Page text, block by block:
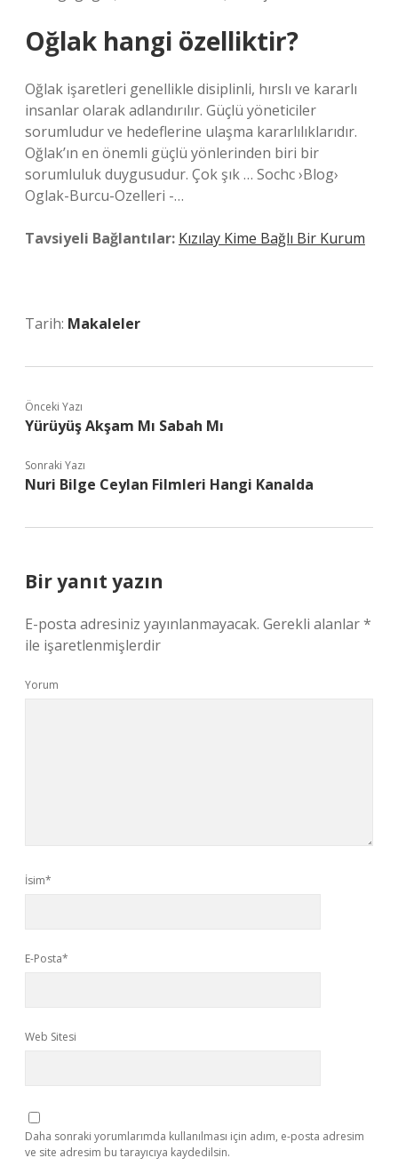
Oğlak hangi özelliktir?
Oğlak işaretleri genellikle disiplinli, hırslı ve kararlı
insanlar olarak adlandırılır. Güçlü yöneticiler
sorumludur ve hedeflerine ulaşma kararlılıklarıdır.
Oğlak’ın en önemli güçlü yönlerinden biri bir
sorumluluk duygusudur. Çok şık … Sochc ›Blog›
Oglak-Burcu-Ozelleri -…
Tavsiyeli Bağlantılar: Kızılay Kime Bağlı Bir Kurum
Tarih: Makaleler
Önceki Yazı
Yürüyüş Akşam Mı Sabah Mı
Sonraki Yazı
Nuri Bilge Ceylan Filmleri Hangi Kanalda
Bir yanıt yazın
E-posta adresiniz yayınlanmayacak. Gerekli alanlar*
ile işaretlenmişlerdir
Yorum
İsim*
E-Posta*
Web Sitesi
Daha sonraki yorumlarımda kullanılması için adım, e-posta adresim
ve site adresim bu tarayıcıya kaydedilsin.